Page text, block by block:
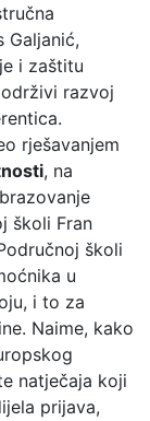
Galjanić,
i zaštitu
razvoj
rješavanjem
, na
školi Fran
školi
u
i to za
Naime, kako
natječaja koji
prijava,